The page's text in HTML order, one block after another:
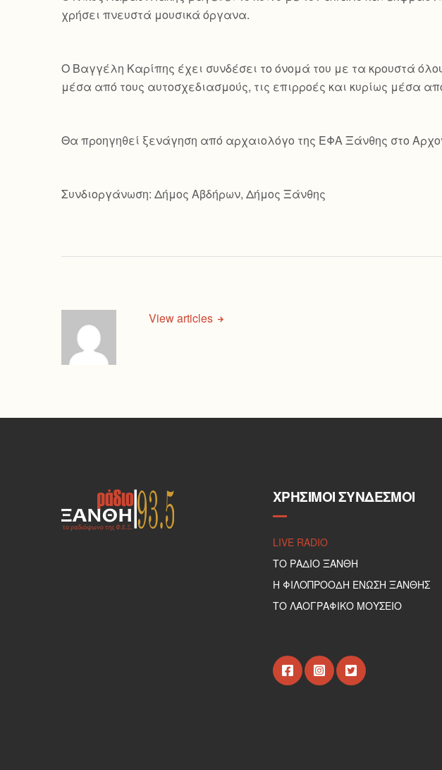
χρήσει πνευστά μουσικά όργανα.
Ο Βαγγέλη Καρίπης έχει συνδέσει το όνομά του με τα κρουστά
μέσα από τους αυτοσχεδιασμούς, τις επιρροές και κυρίως μέσα
Θα προηγηθεί ξενάγηση από αρχαιολόγο της ΕΦΑ Ξάνθης στο
Συνδιοργάνωση: Δήμος Αβδήρων, Δήμος Ξάνθης
View articles
ΧΡΉΣΙΜΟΙ ΣΎΝΔΕΣΜΟΙ
LIVE RADIO
ΤΟ ΡΑΔΙΟ ΞΑΝΘΗ
Η ΦΙΛΟΠΡΟΟΔΗ ΕΝΩΣΗ ΞΑΝΘΗΣ
ΤΟ ΛΑΟΓΡΑΦΙΚΟ ΜΟΥΣΕΙΟ